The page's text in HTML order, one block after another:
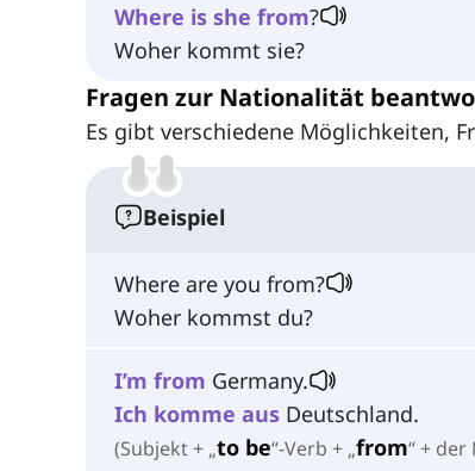
Where is she from?
Woher kommt sie?
Fragen zur Nationalität
Es gibt verschiedene Möglichkeiten,
Beispiel
Where are you from?
Woher kommst du?
I’m from Germany.
Ich komme aus Deutschland.
(Subjekt + „to be“-Verb + „from“ + der